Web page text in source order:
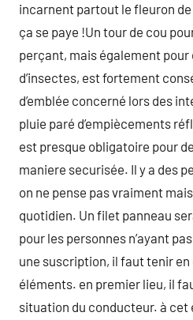
incarnent partout le fleuron
ça se paye !Un tour de cou
perçant, mais également
d’insectes, est fortement
d’emblée concerné lors des
pluie paré d’empiècements
est presque obligatoire pour
maniere securisée. Il y a des
on ne pense pas vraiment
quotidien. Un filet panneau
pour les personnes n’ayant
une suscription, il faut tenir
éléments. en premier lieu, il
situation du conducteur. à cet